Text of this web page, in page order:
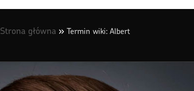
Strona główna » Termin wiki: Albert